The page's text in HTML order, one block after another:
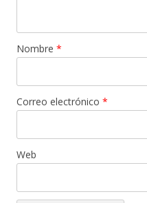
Nombre *
Correo electrónico *
Web